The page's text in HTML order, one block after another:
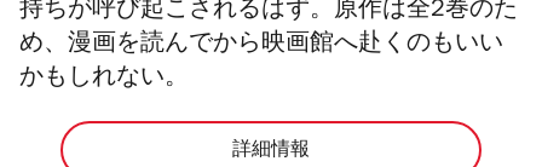
持ちが呼び起こされるはず。原作は全2巻のた
め、漫画を読んでから映画館へ赴くのもいい
かもしれない。
詳細情報